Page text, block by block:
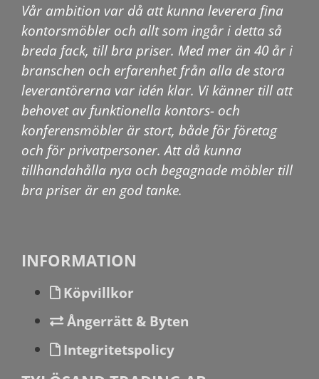
Vår ambition var då att kunna leverera fina
kontorsmöbler och allt som ingår i detta så
breda fack, till bra priser. Med mer än 40 år i
branschen och erfarenhet från alla de stora
leverantörerna var idén klar. Vi känner till att
behovet av funktionella kontors- och
konferensmöbler är stort, både för företag
och för privatpersoner. Att då kunna
tillhandahålla nya och begagnade möbler till
bra priser är en god tanke.
INFORMATION
Köpvillkor
Ångerrätt & Byten
Integritetspolicy